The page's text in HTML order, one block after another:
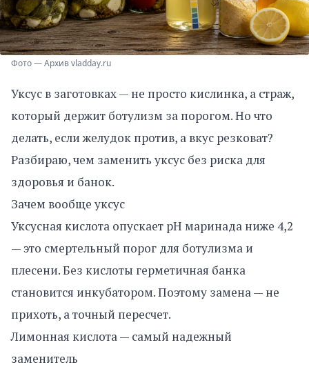
Фото — Архив vladday.ru
Уксус в заготовках — не просто кислинка, а страж,
который держит ботулизм за порогом. Но что
делать, если желудок против, а вкус резковат?
Разбираю, чем заменить уксус без риска для
здоровья и банок.
Зачем вообще уксус
Уксусная кислота опускает pH маринада ниже 4,2
— это смертельный порог для ботулизма и
плесени. Без кислоты герметичная банка
становится инкубатором. Поэтому замена — не
прихоть, а точный пересчет.
Лимонная кислота — самый надежный
заменитель